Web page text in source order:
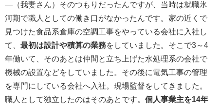
―（我妻さん）そのつもりだったんですが、当時は就職氷
河期で職人としての働き口がなかったんです。家の近くで
見つけた食品系倉庫の空調工事をやっている会社に入社し
て、 最初は設計や積算の業務をしていました。そこで3～4
年働いて、そのあとは仲間と立ち上げた水処理系の会社で
機械の設置などをしていました。その後に電気工事の管理
を専門にしている会社へ入社。現場監督をしてきました。
職人として独立したのはそのあとです。 個人事業主を14年